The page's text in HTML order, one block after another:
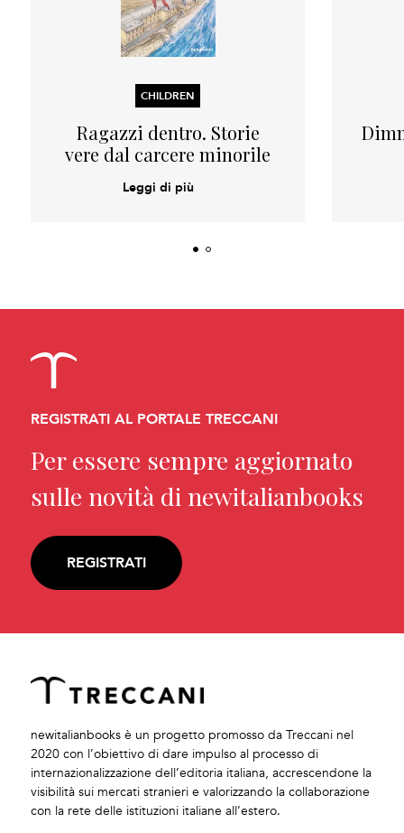
CHILDREN
Ragazzi dentro. Storie
vere dal carcere minorile
Leggi di più
REGISTRATI AL PORTALE TRECCANI
Per essere sempre aggiornato
sulle novità di newitalianbooks
REGISTRATI
newitalianbooks è un progetto promosso da Treccani nel
2020 con l’obiettivo di dare impulso al processo di
internazionalizzazione dell’editoria italiana, accrescendone la
visibilità sui mercati stranieri e valorizzando la collaborazione
con la rete delle istituzioni italiane all’estero.